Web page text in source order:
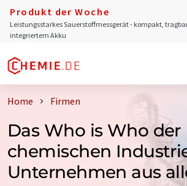
Produkt der Woche
Leistungsstarkes Sauerstoffmessgerät - kompakt,
integriertem Akku
Home Firmen
Das Who is Who der
chemischen
Unternehmen aus